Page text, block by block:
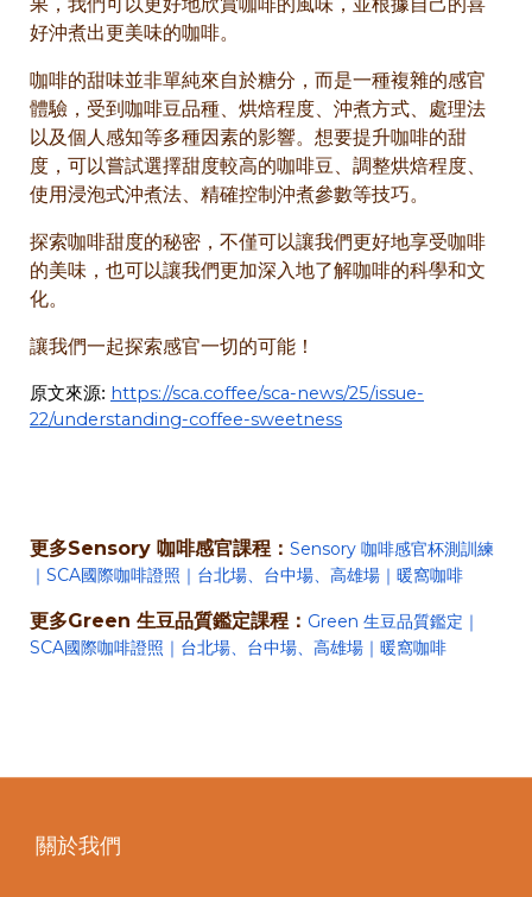
好沖煮出更美味的咖啡。
咖啡的甜味並非單純來自於糖分，而是一種複雜的感官
體驗，受到咖啡豆品種、烘焙程度、沖煮方式、處理法
以及個人感知等多種因素的影響。想要提升咖啡的甜
度，可以嘗試選擇甜度較高的咖啡豆、調整烘焙程度、
使用浸泡式沖煮法、精確控制沖煮參數等技巧。
探索咖啡甜度的秘密，不僅可以讓我們更好地享受咖啡
的美味，也可以讓我們更加深入地了解咖啡的科學和文
化。
讓我們一起探索感官一切的可能！
原文來源: https://sca.coffee/sca-news/25/issue-
22/understanding-coffee-sweetness
更多Sensory 咖啡感官課程： Sensory 咖啡感官杯測訓練
｜SCA國際咖啡證照｜台北場、台中場、高雄場｜暖窩咖啡
更多Green 生豆品質鑑定課程： Green 生豆品質鑑定｜
SCA國際咖啡證照｜台北場、台中場、高雄場｜暖窩咖啡
關於我們